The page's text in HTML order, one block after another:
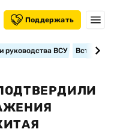
Поддержать
руководства ВСУ